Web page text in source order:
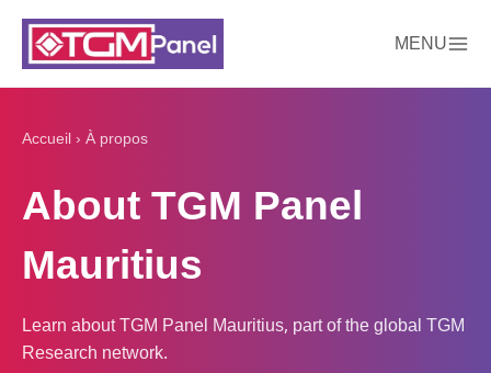
MENU
Accueil›À propos
About TGM Panel
Mauritius
Learn about TGM Panel Mauritius, part of the global TGM
Research network.